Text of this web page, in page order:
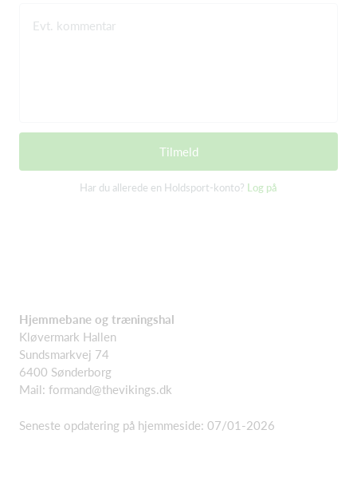
Evt. kommentar
Tilmeld
Har du allerede en Holdsport-konto? Log på
Hjemmebane og træningshal
Kløvermark Hallen
Sundsmarkvej 74
6400 Sønderborg
Mail: formand@thevikings.dk
Seneste opdatering på hjemmeside: 07/01-2026